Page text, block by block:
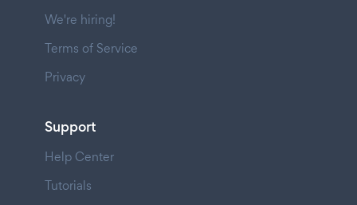
We're hiring!
Terms of Service
Privacy
Support
Help Center
Tutorials